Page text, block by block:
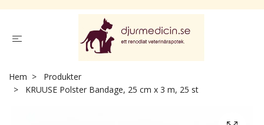
Hem
Produkter
KRUUSE Polster Bandage, 25 cm x 3 m, 25 st